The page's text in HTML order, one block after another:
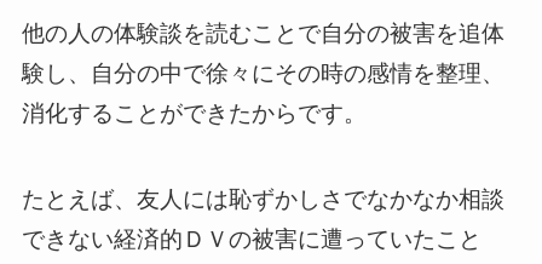
他の人の体験談を読むことで自分の被害を追体
験し、自分の中で徐々にその時の感情を整理、
消化することができたからです。
たとえば、友人には恥ずかしさでなかなか相談
できない経済的ＤＶの被害に遭っていたこと